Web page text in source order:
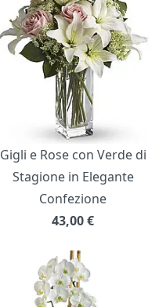
Gigli e Rose con Verde di
Stagione in Elegante
Confezione
43,00€